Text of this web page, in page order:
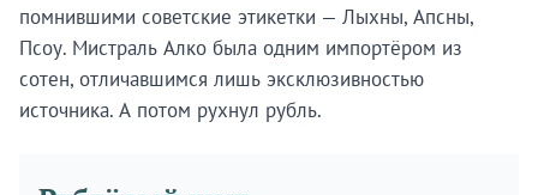
помнившими советские этикетки — Лыхны, Апсны,
Псоу. Мистраль Алко была одним импортёром из
сотен, отличавшимся лишь эксклюзивностью
источника. А потом рухнул рубль.